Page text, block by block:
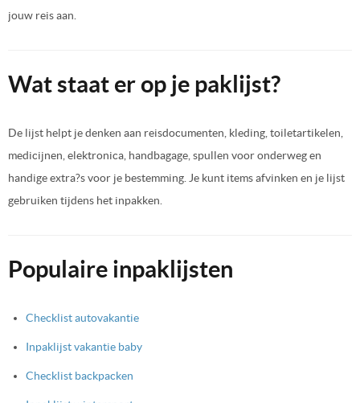
jouw reis aan.
Wat staat er op je paklijst?
De lijst helpt je denken aan reisdocumenten, kleding, toiletartikelen,
medicijnen, elektronica, handbagage, spullen voor onderweg en
handige extra?s voor je bestemming. Je kunt items afvinken en je lijst
gebruiken tijdens het inpakken.
Populaire inpaklijsten
Checklist autovakantie
Inpaklijst vakantie baby
Checklist backpacken